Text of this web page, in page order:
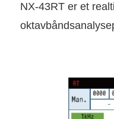
NX-43RT er et